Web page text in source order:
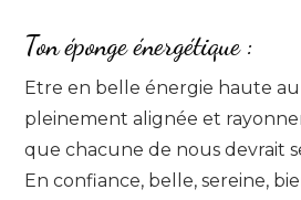
Ton éponge énergétique :
Etre en belle énergie haute
pleinement alignée et
que chacune de nous devrait
En confiance, belle, sereine,